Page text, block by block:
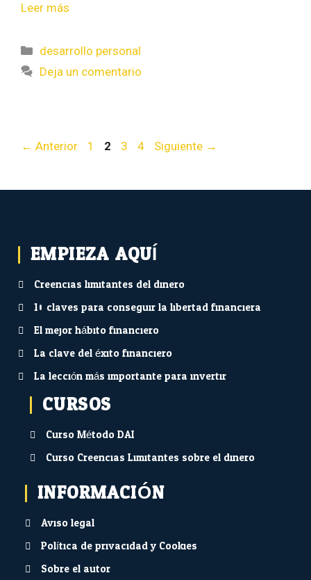
Leer más
desarrollo personal
Deja un comentario
← Anterior 1 2 3 4 Siguiente →
EMPIEZA AQUÍ...
Creencias limitantes del dinero
10 claves para conseguir la libertad financiera
El mejor hábito financiero
La clave del éxito financiero
La lección más importante para invertir
CURSOS
Curso Método DAI
Curso Creencias Limitantes sobre el dinero
INFORMACIÓN
Aviso legal
Política de privacidad y Cookies
Sobre el autor